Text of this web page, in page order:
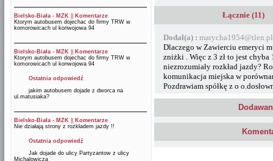
Bielsko-Biała - MZK
Komentarze
Ktorym autobusem dojechac do firmy TRW w
komorowicach ul konwojowa 94
Bielsko-Biała - MZK
Komentarze
Ktorym autobusem dojechac do firmy TRW w
komorowicach ul konwojowa 94
Ostatnia odpowiedź
jakim autobusem dojade z dworca na
ul.matusiaka?
Bielsko-Biała - MZK
Komentarze
Nie działają strony z rozkładem jazdy !!
Ostatnia odpowiedź
Jak dojade do ulicy Partyzantow z ulicy
Michalowicza
Łącznie (11)
Dodał(a) :
Dlaczego w Zawierciu emeryci
zniżki . Więc z 3 zł to jest
niezrozumiały rozkład jazdy?
komunikacja miejska w
Pozdrawiam spółkę z o